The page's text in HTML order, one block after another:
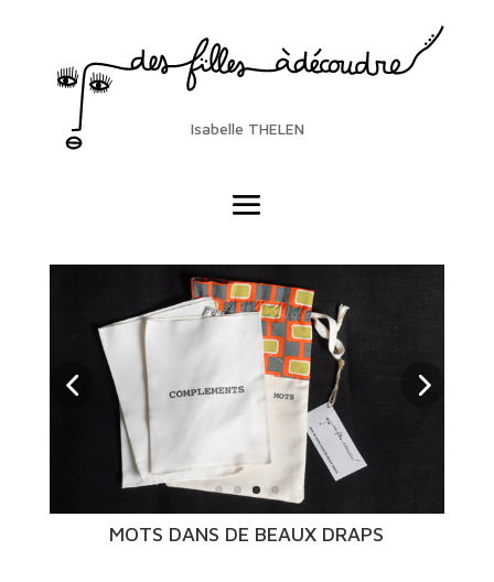
Isabelle THELEN
MOTS DANS DE BEAUX DRAPS